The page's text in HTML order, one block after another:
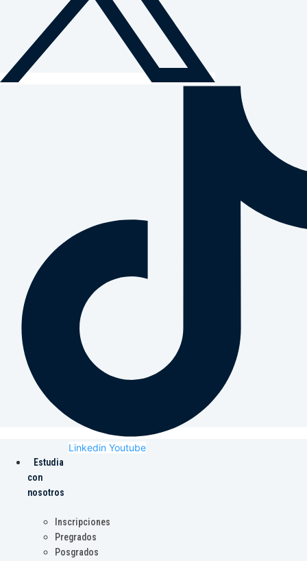
Linkedin Youtube
Estudia
con
nosotros
Inscripciones
Pregrados
Posgrados